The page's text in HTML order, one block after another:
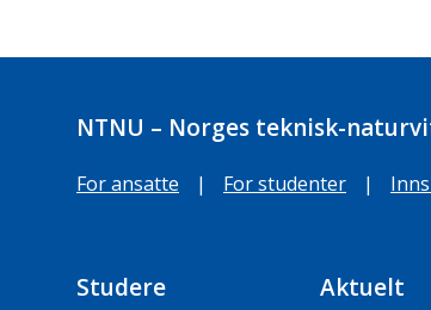
NTNU – Norges teknisk-
For ansatte | For studenter |
Studere Aktuelt